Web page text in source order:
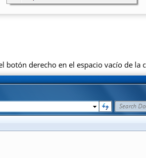
derecho en el espacio vacío de la